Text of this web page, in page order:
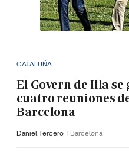
CATALUÑA
El Govern de Illa se
cuatro reuniones
Barcelona
Daniel Tercero Barcelona